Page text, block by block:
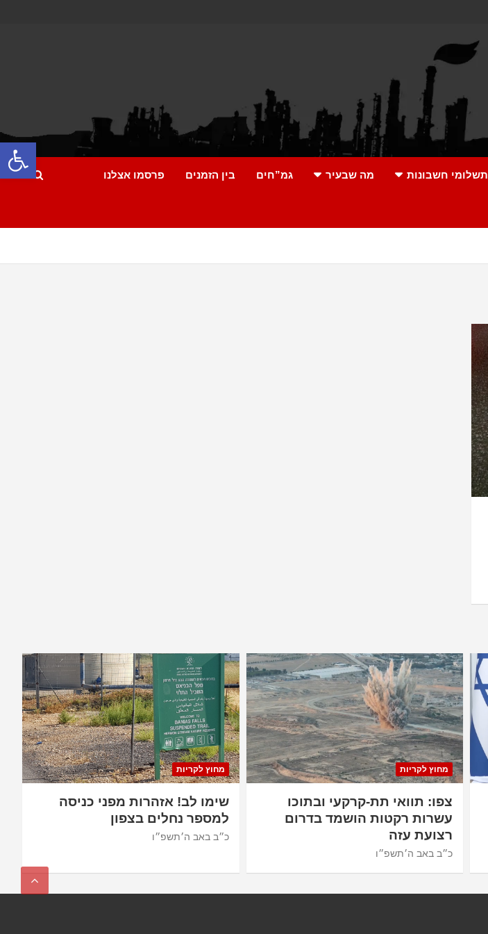
תשלומי חשבונות מה שבעיר גמ”חים בין הזמנים פרסמו אצלנו
מחוץ לקריות
צפו: תוואי תת-קרקעי ובתוכו
עשרות רקטות הושמד בדרום
רצועת עזה
כ״ב באב ה׳תשפ״ו
מחוץ לקריות
שימו לב! אזהרות מפני כניסה
למספר נחלים בצפון
כ״ב באב ה׳תשפ״ו